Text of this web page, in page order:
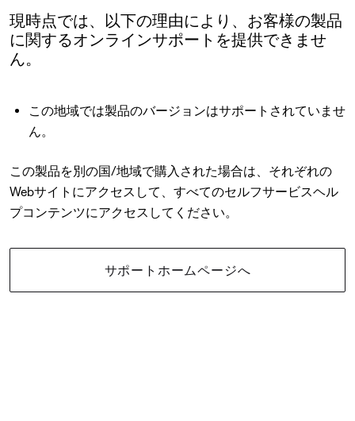
現時点では、以下の理由により、お客様の製品
に関するオンラインサポートを提供できませ
ん。
この地域では製品のバージョンはサポートされていませ
ん。
この製品を別の国/地域で購入された場合は、それぞれの
Webサイトにアクセスして、すべてのセルフサービスヘル
プコンテンツにアクセスしてください。
サポートホームページへ